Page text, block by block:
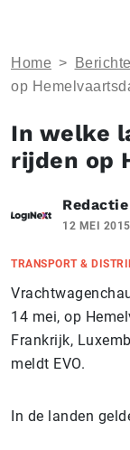
Home >
op
In welke
rijden op
Redactie
12 MEI 2015
TRANSPORT &
14 mei, op
Frankrijk,
meldt EVO.
In de landen